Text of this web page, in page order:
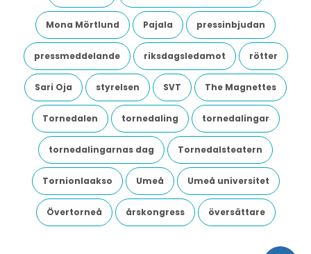
Mona Mörtlund Pajala pressinbjudan
pressmeddelande riksdagsledamot rötter
Sari Oja styrelsen SVT The Magnettes
Tornedalen tornedaling tornedalingar
tornedalingarnas dag Tornedalsteatern
Tornionlaakso Umeå Umeå universitet
Övertorneå årskongress översättare